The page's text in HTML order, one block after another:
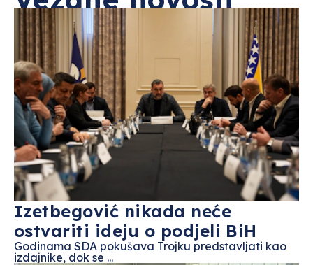
Izetbegović nikada neće
ostvariti ideju o podjeli BiH
Godinama SDA pokušava Trojku predstavljati kao
izdajnike, dok se ...